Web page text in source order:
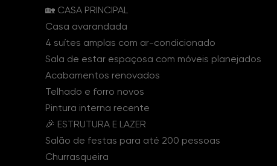
🏡 CASA PRINCIPAL
Casa avarandada
4 suítes amplas com ar-condicionado
Sala de estar espaçosa com móveis planejados
Acabamentos renovados
Telhado e forro novos
Pintura interna recente
🎉 ESTRUTURA E LAZER
Salão de festas para até 200 pessoas
Churrasqueira